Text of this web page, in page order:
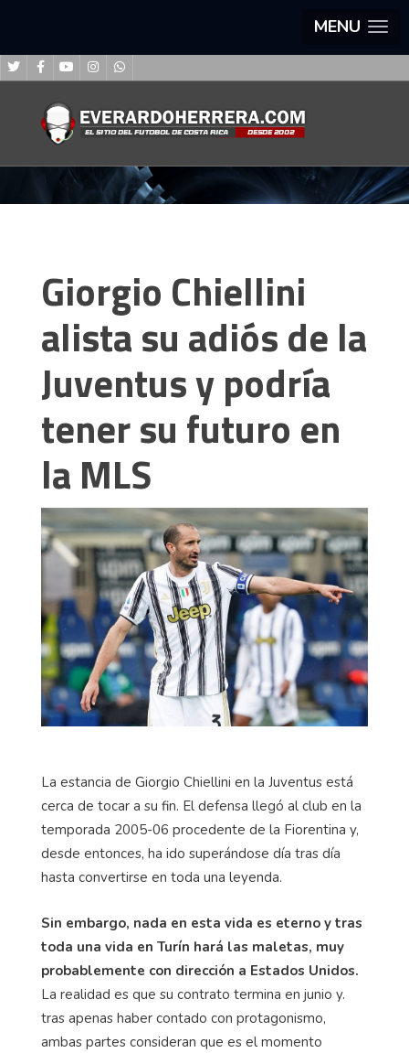
MENU
Giorgio Chiellini
alista su adiós de la
Juventus y podría
tener su futuro en
la MLS
La estancia de Giorgio Chiellini en la Juventus está
cerca de tocar a su fin. El defensa llegó al club en la
temporada 2005-06 procedente de la Fiorentina y,
desde entonces, ha ido superándose día tras día
hasta convertirse en toda una leyenda.
Sin embargo, nada en esta vida es eterno y tras
toda una vida en Turín hará las maletas, muy
probablemente con dirección a Estados Unidos.
La realidad es que su contrato termina en junio y.
tras apenas haber contado con protagonismo,
ambas partes consideran que es el momento